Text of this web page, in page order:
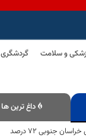
و سلامت
داغ ترین ها
طرح نهضت گلخانه‌ای خراسان جنوبی ۷۲ درصد